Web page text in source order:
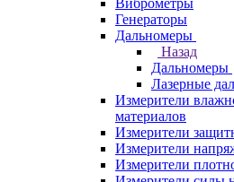
Виброметры
Генераторы
Дальномеры
Назад
Дальномеры
Лазерные
Измерители
материалов
Измерители
Измерители
Измерители